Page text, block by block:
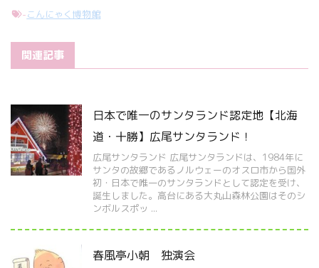
-こんにゃく博物館
関連記事
日本で唯一のサンタランド認定地【北海
道・十勝】広尾サンタランド！
広尾サンタランド 広尾サンタランドは、1984年に
サンタの故郷であるノルウェーのオスロ市から国外
初・日本で唯一のサンタランドとして認定を受け、
誕生しました。高台にある大丸山森林公園はそのシ
ンボルスポッ ...
春風亭小朝 独演会